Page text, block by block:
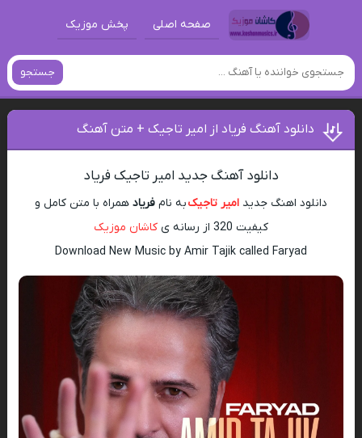
صفحه اصلی پخش موزیک
جستجو
دانلود آهنگ فریاد از امیر تاجیک + متن آهنگ
دانلود آهنگ جدید امیر تاجیک فریاد
دانلود اهنگ جدید امیر تاجیکبه نام فریاد همراه با متن کامل و
کیفیت 320 از رسانه ی
کاشان موزیک
Download New Music by Amir Tajik called Faryad